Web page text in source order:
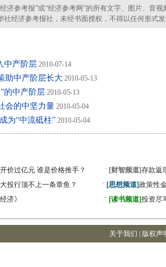
参考报”或“经济参考网”的所有文字、图片、音视
社经济参考报社，未经书面授权，不得以任何形式
中产阶层 2010-07-14
助中产阶层长大 2010-05-13
的中产阶层 2010-05-13
会的中坚力量 2010-05-04
为“中流砥柱” 2010-05-04
价过亿元 谁是价格推手？ · [财智频道]存款返
投行顶不上一条章鱼？ · [思想频道]政策性
济》 · [读书频道]投资尽